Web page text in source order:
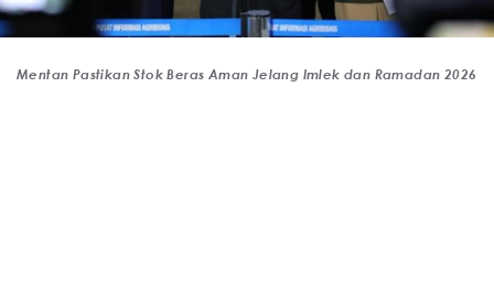
Mentan Pastikan Stok Beras Aman Jelang Imlek dan Ramadan 2026